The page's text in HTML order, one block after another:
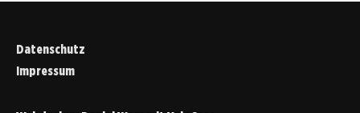
Datenschutz
Impressum